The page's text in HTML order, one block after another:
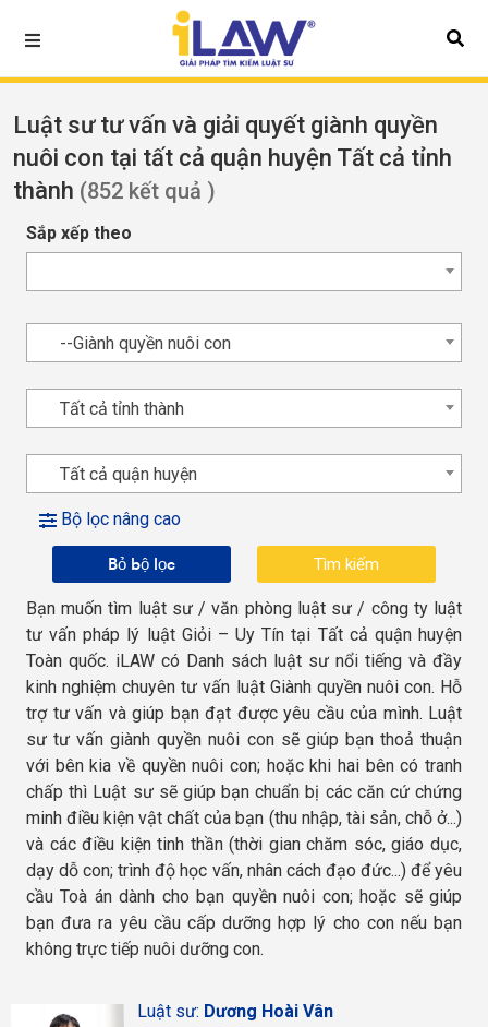
Luật sư tư vấn và giải quyết giành quyền
nuôi con tại tất cả quận huyện Tất cả tỉnh
thành (852 kết quả )
Sắp xếp theo
--Giành quyền nuôi con
Tất cả tỉnh thành
Tất cả quận huyện
Bộ lọc nâng cao
Bỏ bộ lọc
Bạn muốn tìm luật sư / văn phòng luật sư / công ty luật
tư vấn pháp lý luật Giỏi – Uy Tín tại Tất cả quận huyện
Toàn quốc. iLAW có Danh sách luật sư nổi tiếng và đầy
kinh nghiệm chuyên tư vấn luật Giành quyền nuôi con. Hỗ
trợ tư vấn và giúp bạn đạt được yêu cầu của mình. Luật
sư tư vấn giành quyền nuôi con sẽ giúp bạn thoả thuận
với bên kia về quyền nuôi con; hoặc khi hai bên có tranh
chấp thì Luật sư sẽ giúp bạn chuẩn bị các căn cứ chứng
minh điều kiện vật chất của bạn (thu nhập, tài sản, chỗ ở...)
và các điều kiện tinh thần (thời gian chăm sóc, giáo dục,
dạy dỗ con; trình độ học vấn, nhân cách đạo đức...) để yêu
cầu Toà án dành cho bạn quyền nuôi con; hoặc sẽ giúp
bạn đưa ra yêu cầu cấp dưỡng hợp lý cho con nếu bạn
không trực tiếp nuôi dưỡng con.
Luật sư: Dương Hoài Vân